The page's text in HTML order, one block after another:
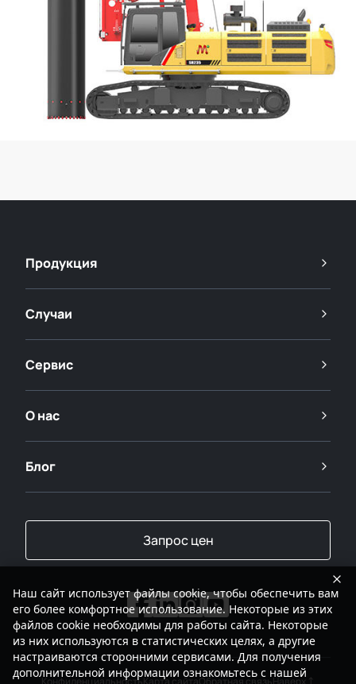
Продукция
Случаи
Сервис
О нас
Блог
Запрос цен
КонфиденциальностьКарта сайтаОбратная связьНаверх
Наш сайт использует файлы cookie, чтобы обеспечить вам
его более комфортное использование. Некоторые из этих
файлов cookie необходимы для работы сайта. Некоторые
из них используются в статистических целях, а другие
настраиваются сторонними сервисами. Для получения
дополнительной информации ознакомьтесь с нашей